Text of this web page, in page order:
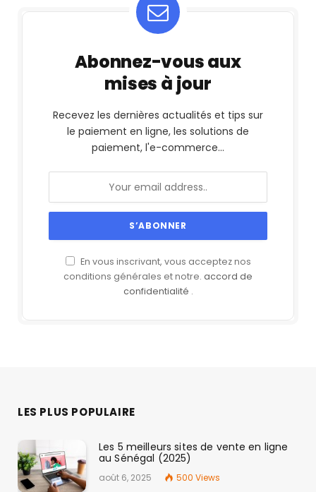
Abonnez-vous aux
mises à jour
Recevez les dernières actualités et tips sur
le paiement en ligne, les solutions de
paiement, l'e-commerce...
En vous inscrivant, vous acceptez nos
conditions générales et notre. accord de
confidentialité .
LES PLUS POPULAIRE
Les 5 meilleurs sites de vente en ligne
au Sénégal (2025)
août 6, 2025 500 Views